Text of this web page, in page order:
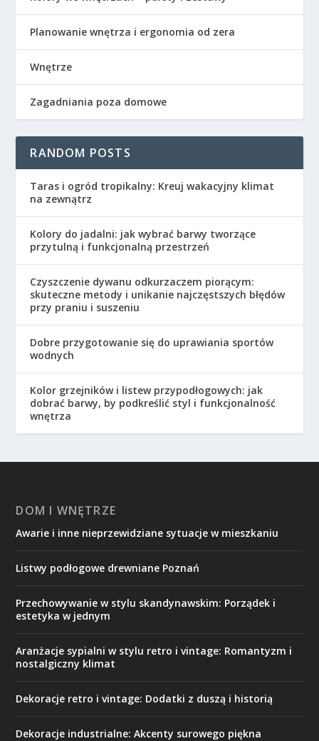
Planowanie wnętrza i ergonomia od zera
Wnętrze
Zagadniania poza domowe
RANDOM POSTS
Taras i ogród tropikalny: Kreuj wakacyjny klimat
na zewnątrz
Kolory do jadalni: jak wybrać barwy tworzące
przytulną i funkcjonalną przestrzeń
Czyszczenie dywanu odkurzaczem piorącym:
skuteczne metody i unikanie najczęstszych błędów
przy praniu i suszeniu
Dobre przygotowanie się do uprawiania sportów
wodnych
Kolor grzejników i listew przypodłogowych: jak
dobrać barwy, by podkreślić styl i funkcjonalność
wnętrza
DOM I WNĘTRZE
Awarie i inne nieprzewidziane sytuacje w mieszkaniu
Listwy podłogowe drewniane Poznań
Przechowywanie w stylu skandynawskim: Porządek i
estetyka w jednym
Aranżacje sypialni w stylu retro i vintage: Romantyzm i
nostalgiczny klimat
Dekoracje retro i vintage: Dodatki z duszą i historią
Dekoracje industrialne: Akcenty surowego piękna